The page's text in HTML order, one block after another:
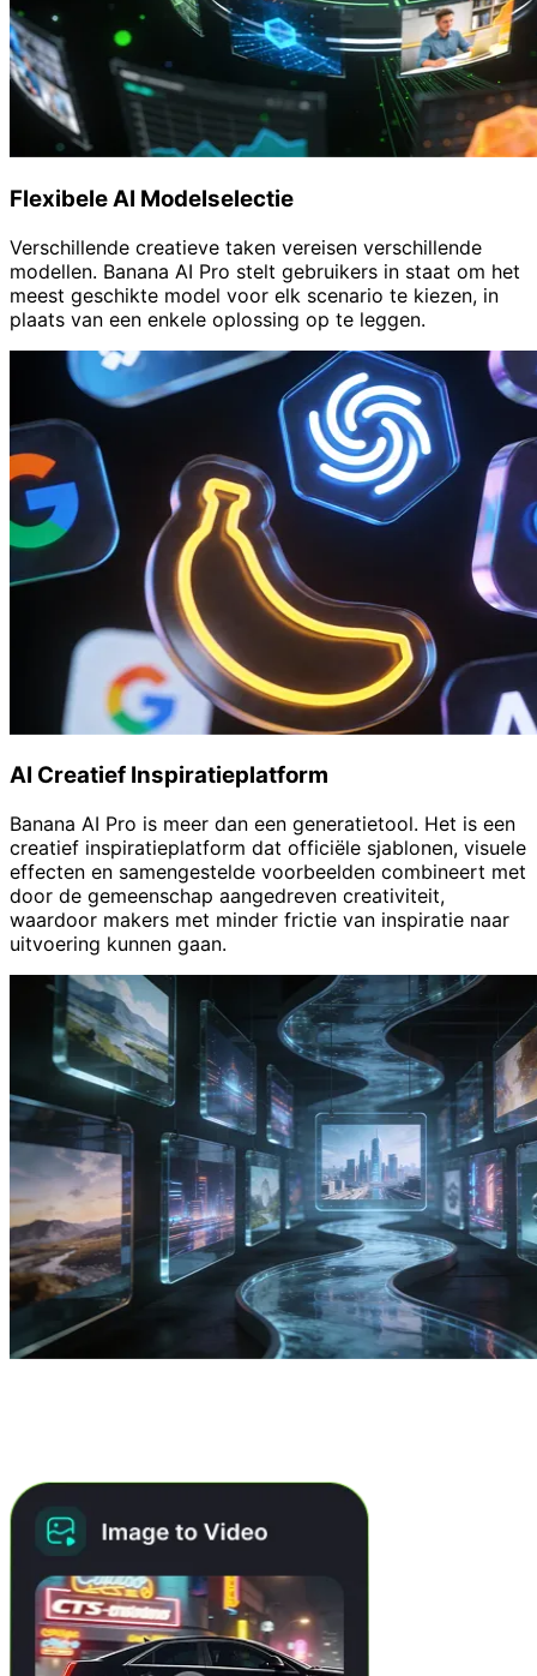
Flexibele AI Modelselectie
Verschillende creatieve taken vereisen verschillende
modellen. Banana AI Pro stelt gebruikers in staat om het
meest geschikte model voor elk scenario te kiezen, in
plaats van een enkele oplossing op te leggen.
AI Creatief Inspiratieplatform
Banana AI Pro is meer dan een generatietool. Het is een
creatief inspiratieplatform dat officiële sjablonen, visuele
effecten en samengestelde voorbeelden combineert met
door de gemeenschap aangedreven creativiteit,
waardoor makers met minder frictie van inspiratie naar
uitvoering kunnen gaan.